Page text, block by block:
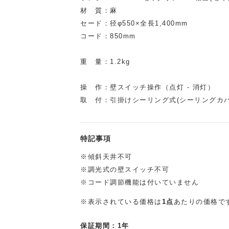
材 質：麻
セード：径φ550×全長1,400mm
コード：850mm
重 量：1.2kg
操 作：壁スイッチ操作（点灯 - 消灯）
取 付：引掛けシーリング式(シーリングカ
特記事項
※傾斜天井不可
※調光式の壁スイッチ不可
※コード調節機能は付いていません
※表示されている価格は 1点あたりの価格で
保証期間：1年